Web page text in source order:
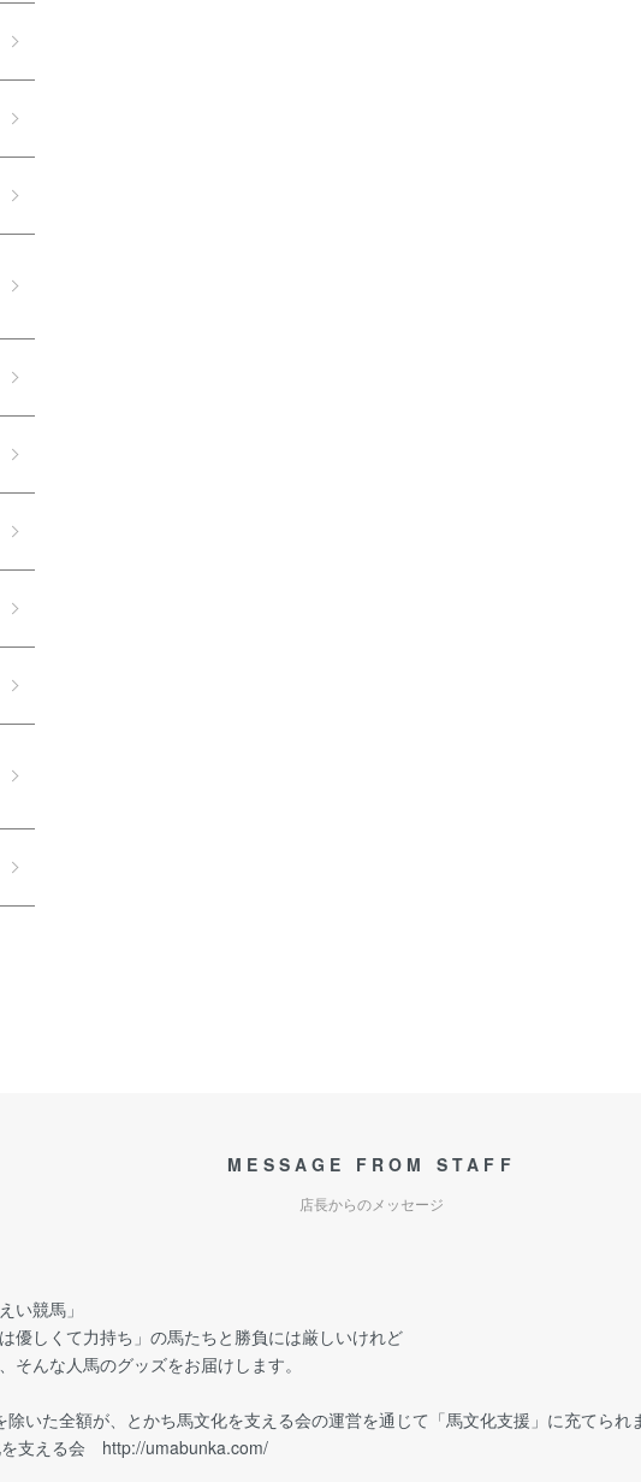
MESSAGE FROM STAFF
店長からのメッセージ
い競馬」
優しくて力持ち」の馬たちと勝負には厳しいけれど
そんな人馬のグッズをお届けします。
除いた全額が、とかち馬文化を支える会の運営を通じて「馬文化支援」に充てられ
支える会 http://umabunka.com/